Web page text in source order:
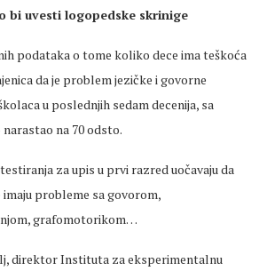
bi uvesti logopedske skrinige
podataka o tome koliko dece ima teškoća
da je problem jezičke i govorne
u poslednjih sedam decenija, sa
na 70 odsto.
za upis u prvi razred uočavaju da
probleme sa govorom,
grafomotorikom…
direktor Instituta za eksperimentalnu